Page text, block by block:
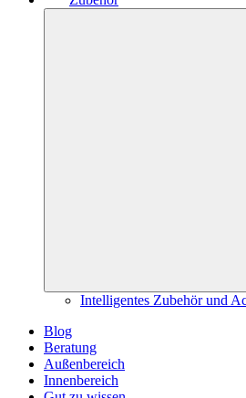
Intelligentes Zubehör und
Blog
Beratung
Außenbereich
Innenbereich